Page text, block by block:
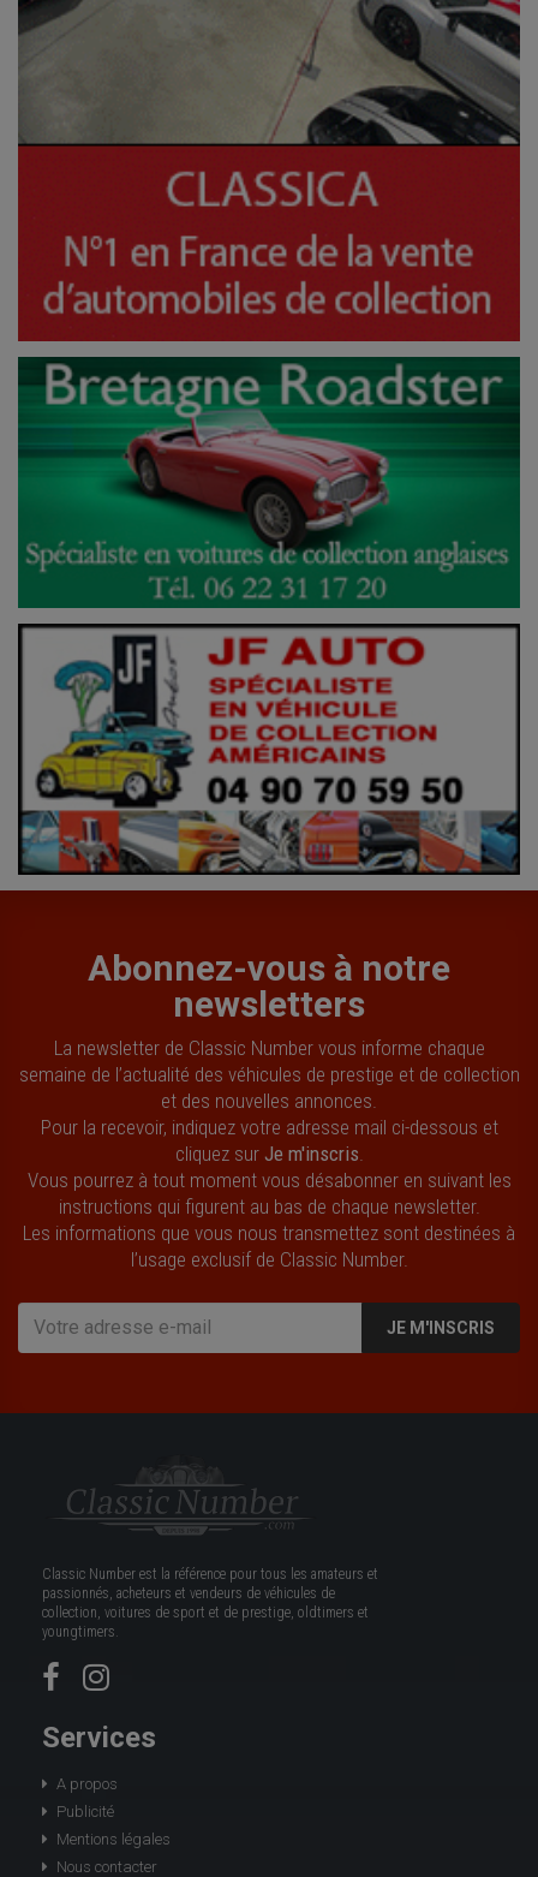
Abonnez-vous à notre
newsletters
La newsletter de Classic Number vous informe chaque
semaine de l’actualité des véhicules de prestige et de collection
et des nouvelles annonces.
Pour la recevoir, indiquez votre adresse mail ci-dessous et
cliquez sur Je m'inscris
Vous pourrez à tout moment vous désabonner en suivant les
instructions qui figurent au bas de chaque newsletter.
Les informations que vous nous transmettez sont destinées à
l’usage exclusif de Classic Number.
JE M'INSCRIS
Classic Number est la référence pour tous les amateurs et
passionnés, acheteurs et vendeurs de véhicules de
collection, voitures de sport et de prestige, oldtimers et
youngtimers.
Services
A propos
Publicité
Mentions légales
Nous contacter